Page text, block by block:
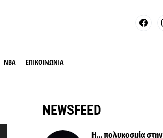
ΝΒΑ ΕΠΙΚΟΙΝΩΝΙΑ
NEWSFEED
Η… πολυκοσμία στην